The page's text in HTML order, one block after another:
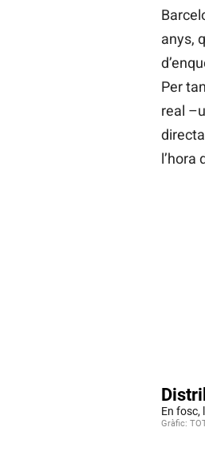
anys,
Per
real
l’hora